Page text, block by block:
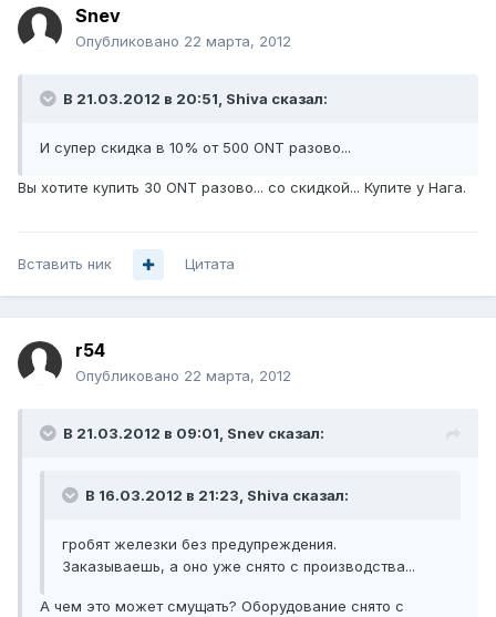
Snev
Опубликовано 22 марта, 2012
В 21.03.2012 в 20:51, Shiva сказал:
И супер скидка в 10% от 500 ONT разово...
Вы хотите купить 30 ONT разово... со скидкой... Купите у Нага.
Вставить ник Цитата
r54
Опубликовано 22 марта, 2012
В 21.03.2012 в 09:01, Snev сказал:
В 16.03.2012 в 21:23, Shiva сказал:
гробят железки без предупреждения.
Заказываешь, а оно уже снято с производства...
А чем это может смущать? Оборудование снято с